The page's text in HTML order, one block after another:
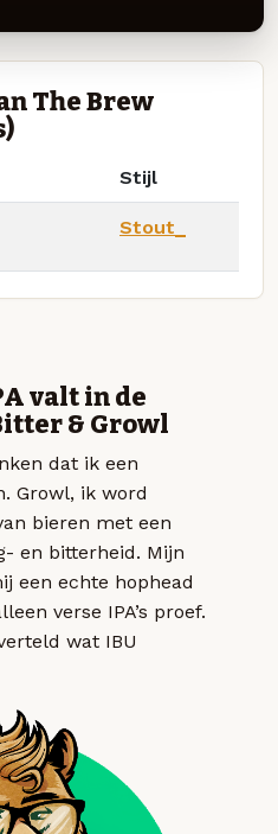
The Brew
Stijl
Stout_
valt in de
& Growl
dat ik een
Growl, ik word
bieren met een
en bitterheid. Mijn
een echte hophead
verse IPA’s proef.
wat IBU